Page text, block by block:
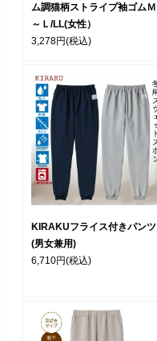
ム調猫柄ストライプ袖ゴムＭ
～Ｌ/LL(女性）
3,278円(税込)
KIRAKUフライス付きパンツ
(男女兼用)
6,710円(税込)